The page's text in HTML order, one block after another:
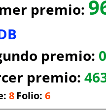
premio:
premio:
premio:
8Folio: 6